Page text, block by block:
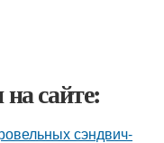
сайте:
сэндвич-